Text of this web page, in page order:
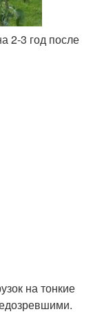
2-3 год после
на тонкие